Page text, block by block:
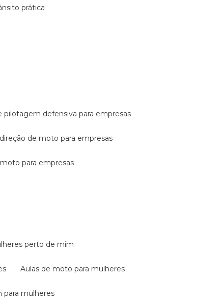
prática
pilotagem defensiva para empresas
direção de moto para empresas
para empresas
perto de mim
aulas de moto para mulheres
para mulheres